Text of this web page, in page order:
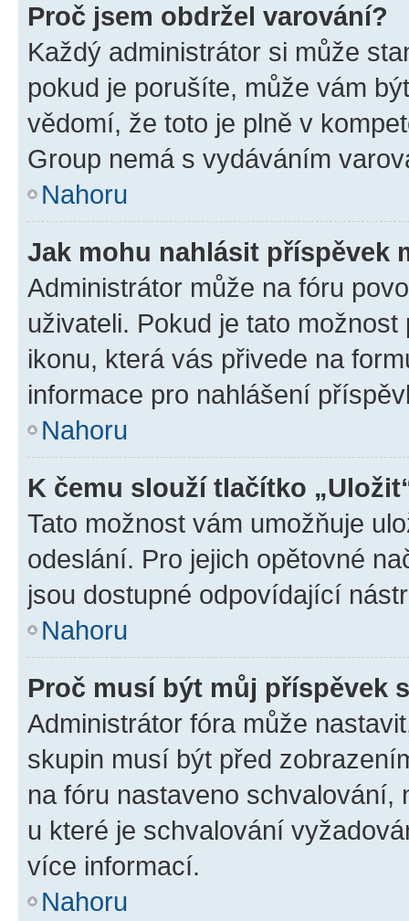
Proč jsem obdržel varování?
Každý administrátor si může
pokud je porušíte, může vám
vědomí, že toto je plně v
Group nemá s vydáváním
Nahoru
Jak mohu nahlásit příspěvek
Administrátor může na fóru
uživateli. Pokud je tato
ikonu, která vás přivede na
informace pro nahlášení
Nahoru
K čemu slouží tlačítko
Tato možnost vám umožňuje
odeslání. Pro jejich opětovné
jsou dostupné odpovídající
Nahoru
Proč musí být můj příspěvek
Administrátor fóra může
skupin musí být před
na fóru nastaveno schvalování,
u které je schvalování
více informací.
Nahoru